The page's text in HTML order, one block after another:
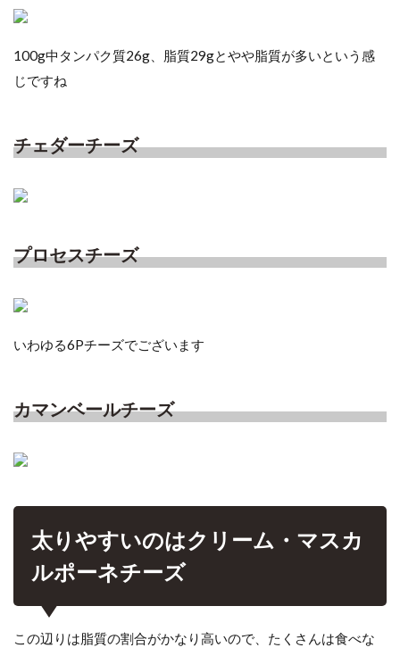
100g中タンパク質26g、脂質29gとやや脂質が多いという感
じですね
チェダーチーズ
プロセスチーズ
いわゆる6Pチーズでございます
カマンベールチーズ
太りやすいのはクリーム・マスカ
ルポーネチーズ
この辺りは脂質の割合がかなり高いので、たくさんは食べな